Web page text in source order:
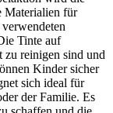
Materialien für
Tinte auf
zu reinigen sind und
Kinder sicher
sich ideal für
der Familie. Es